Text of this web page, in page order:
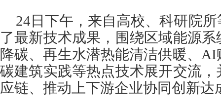
24日下午，来自高校、科研院
了最新技术成果，围绕区域能源
降碳、再生水潜热能清洁供暖、
碳建筑实践等热点技术展开交流
应链、推动上下游企业协同创新达